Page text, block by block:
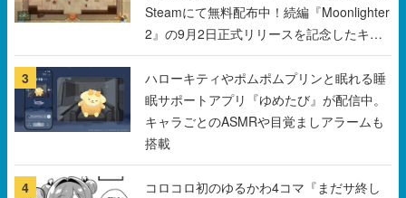
Steamにて無料配布中！続編『Moonlighter
2』の9月2日正式リリースを記念したキャ
ンペーン
3
ハローキティやポムポムプリンと眠れる睡
眠サポートアプリ『ゆめたび』が配信中。
キャラごとのASMRや目覚ましアラームも
搭載
4
コロコロ初のゆるかわ4コマ『まだサ終し